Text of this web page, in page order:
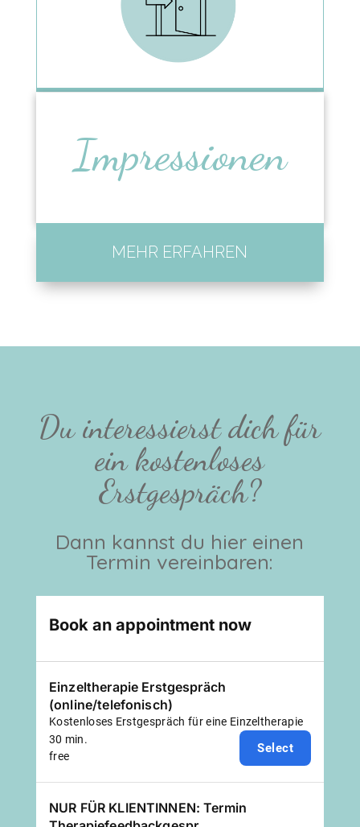
Impressionen
MEHR ERFAHREN
Du interessierst dich für
ein kostenloses
Erstgespräch?
Dann kannst du hier einen
Termin vereinbaren: